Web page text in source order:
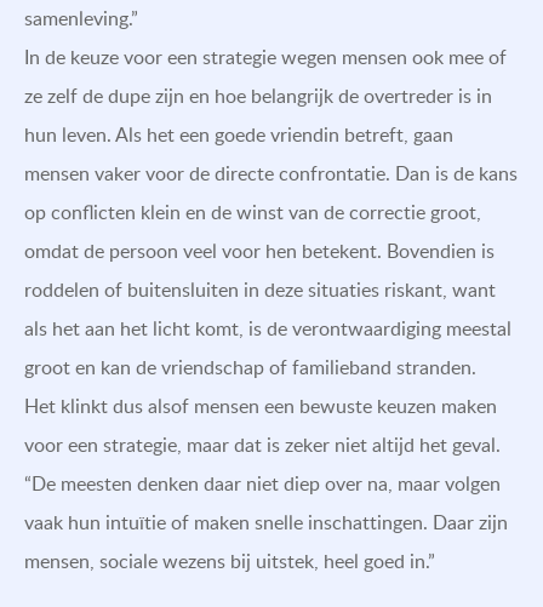
samenleving.”
In de keuze voor een strategie wegen mensen ook mee of
ze zelf de dupe zijn en hoe belangrijk de overtreder is in
hun leven. Als het een goede vriendin betreft, gaan
mensen vaker voor de directe confrontatie. Dan is de kans
op conflicten klein en de winst van de correctie groot,
omdat de persoon veel voor hen betekent. Bovendien is
roddelen of buitensluiten in deze situaties riskant, want
als het aan het licht komt, is de verontwaardiging meestal
groot en kan de vriendschap of familieband stranden.
Het klinkt dus alsof mensen een bewuste keuzen maken
voor een strategie, maar dat is zeker niet altijd het geval.
“De meesten denken daar niet diep over na, maar volgen
vaak hun intuïtie of maken snelle inschattingen. Daar zijn
mensen, sociale wezens bij uitstek, heel goed in.”